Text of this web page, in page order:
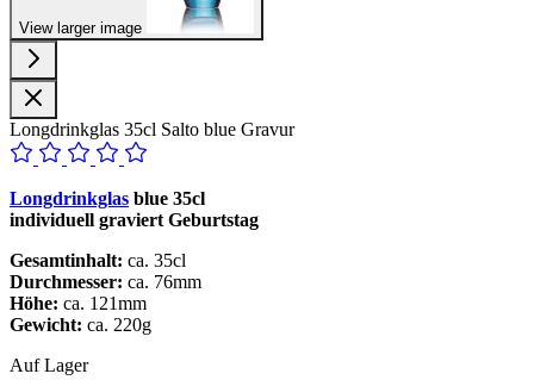
View larger image
Longdrinkglas 35cl Salto blue Gravur
Longdrinkglas blue 35cl
individuell graviert Geburtstag
Gesamtinhalt: ca. 35cl
Durchmesser: ca. 76mm
Höhe: ca. 121mm
Gewicht: ca. 220g
Auf Lager